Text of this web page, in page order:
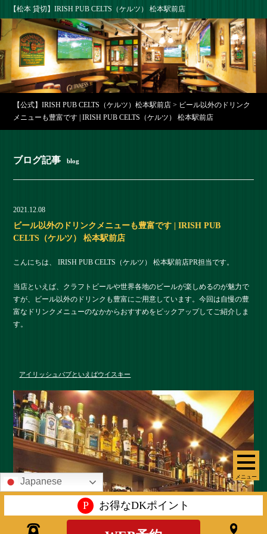
【松本 貸切】IRISH PUB CELTS（ケルツ） 松本駅前店
メニュー
【公式】IRISH PUB CELTS（ケルツ）松本駅前店 > ビール以外のドリンク
メニューも豊富です | IRISH PUB CELTS（ケルツ） 松本駅前店
ブログ記事 blog
2021.12.08
ビール以外のドリンクメニューも豊富です | IRISH PUB
CELTS（ケルツ） 松本駅前店
こんにちは、 IRISH PUB CELTS（ケルツ） 松本駅前店PR担当です。
当店といえば、クラフトビールや世界各地のビールが楽しめるのが魅力で
すが、ビール以外のドリンクも豊富にご用意しています。今回は自慢の豊
富なドリンクメニューのなかからおすすめをピックアップしてご紹介しま
す。
アイリッシュパブといえばウイスキー
Japanese
P お得なDKポイント